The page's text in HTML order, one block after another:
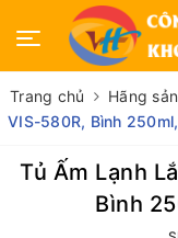
Trang chủ Hãng
VIS-580R, Bình
Tủ Ấm Lạnh
Bình